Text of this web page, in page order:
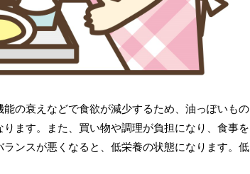
の衰えなどで食欲が減少するため、油っぽいもの
ます。また、買い物や調理が負担になり、食事を
ンスが悪くなると、低栄養の状態になります。低